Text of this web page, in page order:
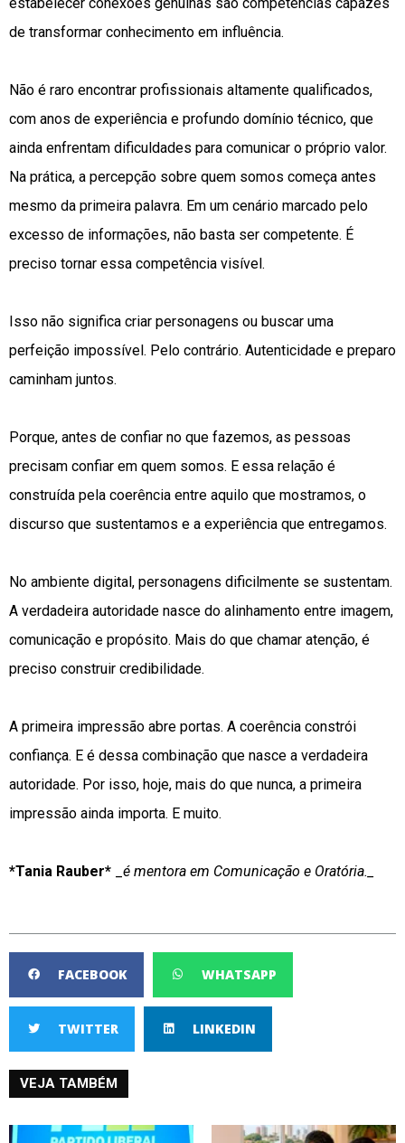
de transformar conhecimento em influência.
Não é raro encontrar profissionais altamente qualificados,
com anos de experiência e profundo domínio técnico, que
ainda enfrentam dificuldades para comunicar o próprio valor.
Na prática, a percepção sobre quem somos começa antes
mesmo da primeira palavra. Em um cenário marcado pelo
excesso de informações, não basta ser competente. É
preciso tornar essa competência visível.
Isso não significa criar personagens ou buscar uma
perfeição impossível. Pelo contrário. Autenticidade e preparo
caminham juntos.
Porque, antes de confiar no que fazemos, as pessoas
precisam confiar em quem somos. E essa relação é
construída pela coerência entre aquilo que mostramos, o
discurso que sustentamos e a experiência que entregamos.
No ambiente digital, personagens dificilmente se sustentam.
A verdadeira autoridade nasce do alinhamento entre imagem,
comunicação e propósito. Mais do que chamar atenção, é
preciso construir credibilidade.
A primeira impressão abre portas. A coerência constrói
confiança. E é dessa combinação que nasce a verdadeira
autoridade. Por isso, hoje, mais do que nunca, a primeira
impressão ainda importa. E muito.
*Tania Rauber* é mentora em Comunicação e Oratória._
FACEBOOK WHATSAPP
TWITTER LINKEDIN
VEJA TAMBÉM